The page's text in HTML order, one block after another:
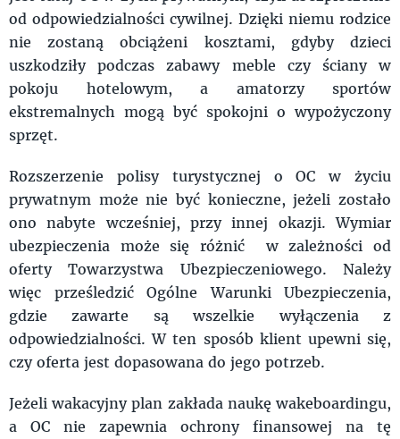
od odpowiedzialności cywilnej. Dzięki niemu rodzice
nie zostaną obciążeni kosztami, gdyby dzieci
uszkodziły podczas zabawy meble czy ściany w
pokoju hotelowym, a amatorzy sportów
ekstremalnych mogą być spokojni o wypożyczony
sprzęt.
Rozszerzenie polisy turystycznej o OC w życiu
prywatnym może nie być konieczne, jeżeli zostało
ono nabyte wcześniej, przy innej okazji. Wymiar
ubezpieczenia może się różnić w zależności od
oferty Towarzystwa Ubezpieczeniowego. Należy
więc prześledzić Ogólne Warunki Ubezpieczenia,
gdzie zawarte są wszelkie wyłączenia z
odpowiedzialności. W ten sposób klient upewni się,
czy oferta jest dopasowana do jego potrzeb.
Jeżeli wakacyjny plan zakłada naukę wakeboardingu,
a OC nie zapewnia ochrony finansowej na tę